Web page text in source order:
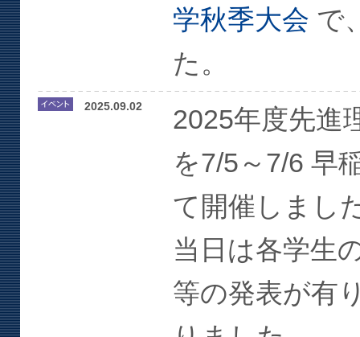
学秋季大会 で
た。
2025.09.02
2025年度先進
を7/5～7/6 早
て開催しまし
当日は各学生
等の発表が有